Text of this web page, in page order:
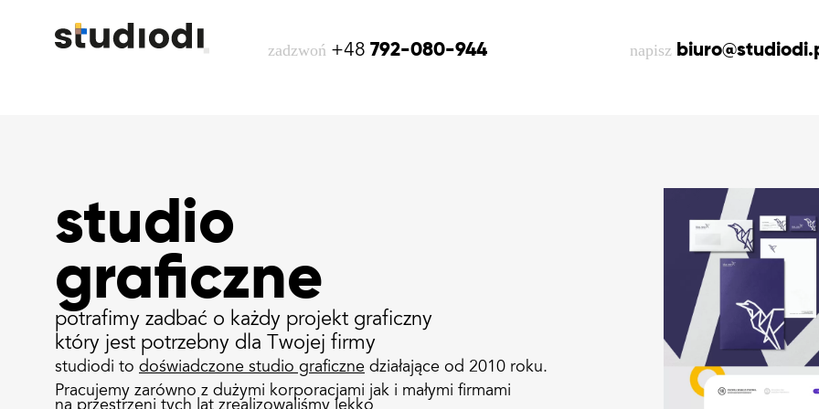
zadzwoń +48 792-080-944 napisz
studio
graficzne
potrafimy zadbać o każdy projekt graficzny
który jest potrzebny dla Twojej firmy
studiodi to doświadczone studio graficzne działające od 2010 roku.
Pracujemy zarówno z dużymi korporacjami jak i małymi firmami